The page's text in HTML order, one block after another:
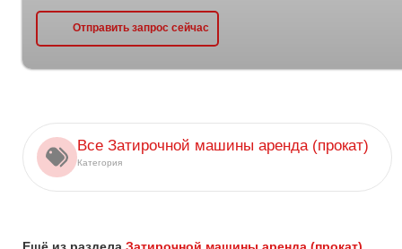
Отправить запрос сейчас
Все Затирочной машины аренда (прокат)
Категория